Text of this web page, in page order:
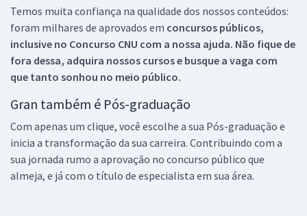
Temos muita confiança na qualidade dos nossos conteúdos:
foram milhares de aprovados em concursos públicos,
inclusive no Concurso CNU com a nossa ajuda. Não fique de
fora dessa, adquira nossos cursos e busque a vaga com
que tanto sonhou no meio público.
Gran também é Pós-graduação
Com apenas um clique, você escolhe a sua Pós-graduação e
inicia a transformação da sua carreira. Contribuindo com a
sua jornada rumo a aprovação no concurso público que
almeja, e já com o título de especialista em sua área.